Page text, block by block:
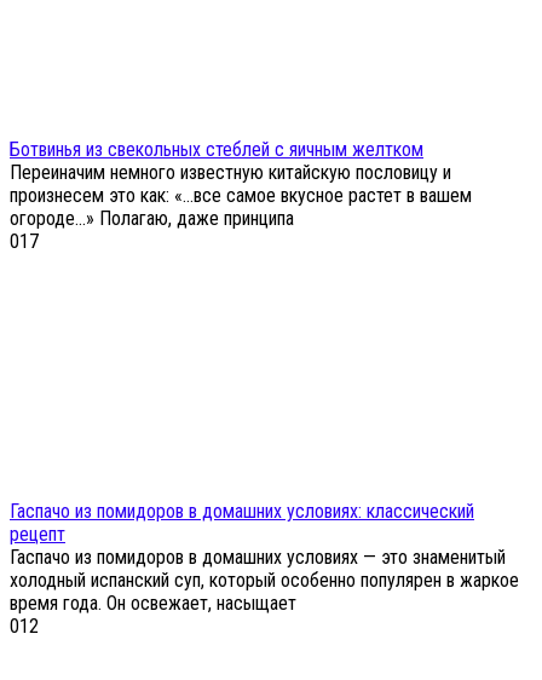
Ботвинья из свекольных стеблей с яичным желтком
Переиначим немного известную китайскую пословицу и
произнесем это как: «…все самое вкусное растет в вашем
огороде...» Полагаю, даже принципа
017
Гаспачо из помидоров в домашних условиях: классический
рецепт
Гаспачо из помидоров в домашних условиях — это знаменитый
холодный испанский суп, который особенно популярен в жаркое
время года. Он освежает, насыщает
012